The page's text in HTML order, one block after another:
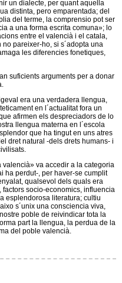
un dialecte, per quant aquella
distinta, pero emparentada; del
del terme, la comprensio pot ser
a una forma escrita comuna»; lo
entre el valencià i el catala,
pareixer-ho, si s´adopta una
les diferencies fonetiques,
suficients arguments per a donar
era una verdadera llengua,
en l´actualitat fora un
afirmen els despreciadors de lo
llengua materna en l´escola
que ha tingut en uns atres
dret natural -dels drets humans- i
valencià» va accedir a la categoria
ha perdut-, per haver-se cumplit
qualsevol dels quals era
socio-economics, influencia
esplendorosa literatura; cultiu
s´unix una consciencia viva,
poble de reivindicar tota la
part la llengua, la perdua de la
del poble valencià.